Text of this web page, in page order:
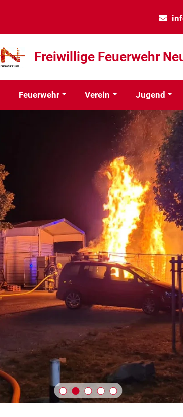
Freiwillige Feuerwehr
Feuerwehr Verein Jugend